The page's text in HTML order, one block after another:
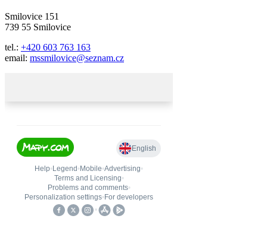
Smilovice 151
739 55 Smilovice
tel.: +420 603 763 163
email: mssmilovice@seznam.cz